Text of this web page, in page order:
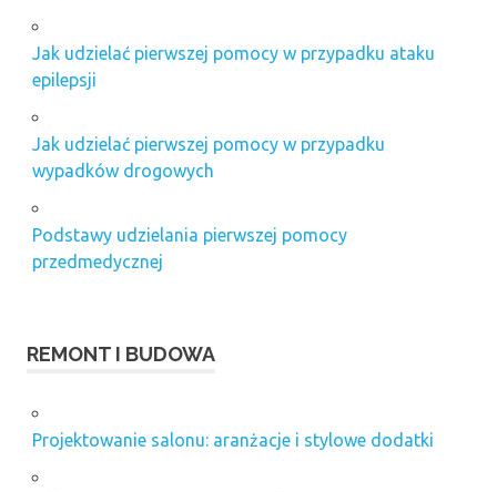
Jak udzielać pierwszej pomocy w przypadku ataku
epilepsji
Jak udzielać pierwszej pomocy w przypadku
wypadków drogowych
Podstawy udzielania pierwszej pomocy
przedmedycznej
REMONT I BUDOWA
Projektowanie salonu: aranżacje i stylowe dodatki